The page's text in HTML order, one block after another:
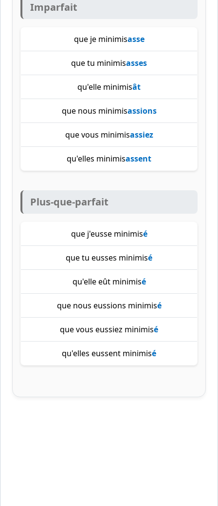
Imparfait
que je minimisasse
que tu minimisasses
qu'elle minimisât
que nous minimisassions
que vous minimisassiez
qu'elles minimisassent
Plus-que-parfait
que j'eusse minimisé
que tu eusses minimisé
qu'elle eût minimisé
que nous eussions minimisé
que vous eussiez minimisé
qu'elles eussent minimisé